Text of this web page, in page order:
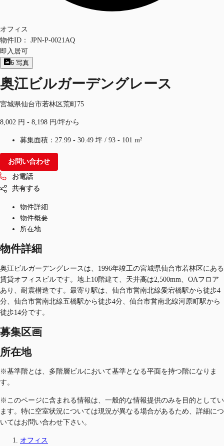
オフィス
物件ID：
JPN-P-0021AQ
即入居可
6 写真
奥江ビルガーデングレース
宮城県仙台市若林区荒町75
8,002 円 - 8,198 円/坪から
募集面積： 27.99 - 30.49 坪 / 93 - 101 m²
お問い合わせ
お電話
共有する
物件詳細
物件概要
所在地
物件詳細
奥江ビルガーデングレースは、1996年竣工の宮城県仙台市若林区にある
賃貸オフィスビルです。地上10階建て、天井高は2,500mm、OAフロア
あり、耐震構造です。最寄り駅は、仙台市営南北線愛宕橋駅から徒歩4
分、仙台市営南北線五橋駅から徒歩4分、仙台市営南北線河原町駅から
徒歩14分です。
募集区画
所在地
※基準階とは、多階層ビルにおいて基準となる平面を持つ階になりま
す。
※このページに含まれる情報は、一般的な情報提供のみを目的としてい
ます。特に空室状況については現況が異なる場合があるため、詳細につ
いてはお問い合わせ下さい。
オフィス